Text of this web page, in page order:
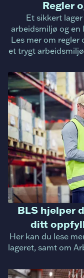
Regler
Et sikkert
arbeidsmiljø og
Les mer om regler
et trygt
BLS hjelper
ditt
Her kan du lese
lageret, samt om